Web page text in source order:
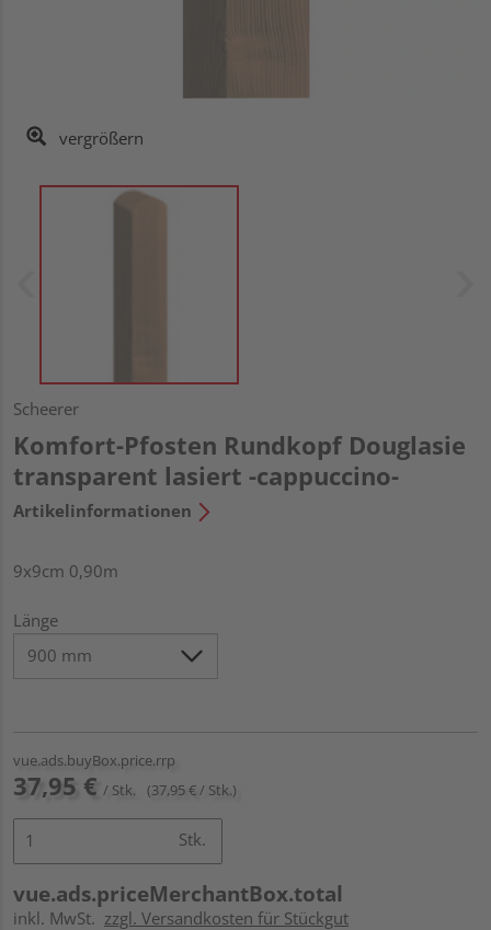
vergrößern
Scheerer
Komfort-Pfosten Rundkopf Douglasie
transparent lasiert -cappuccino-
Artikelinformationen
9x9cm 0,90m
Länge
vue.ads.buyBox.price.rrp
37,95 € / Stk. (37,95 € / Stk.)
Stk.
vue.ads.priceMerchantBox.total
inkl. MwSt. zzgl. Versandkosten für Stückgut